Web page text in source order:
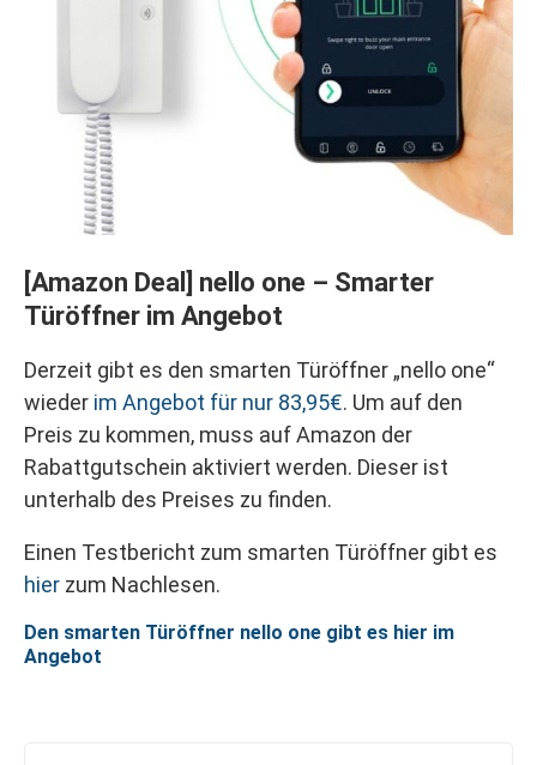
[Amazon Deal] nello one – Smarter
Türöffner im Angebot
Derzeit gibt es den smarten Türöffner „nello one“
wieder im Angebot für nur 83,95€. Um auf den
Preis zu kommen, muss auf Amazon der
Rabattgutschein aktiviert werden. Dieser ist
unterhalb des Preises zu finden.
Einen Testbericht zum smarten Türöffner gibt es
hier zum Nachlesen.
Den smarten Türöffner nello one gibt es hier im
Angebot